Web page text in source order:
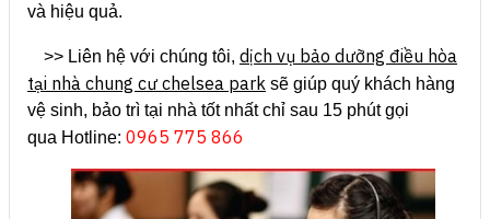
và hiệu quả.
>> Liên hệ với chúng tôi, dịch vụ bảo dưỡng điều hòa
tại nhà chung cư chelsea park sẽ giúp quý khách hàng
vệ sinh, bảo trì tại nhà tốt nhất chỉ sau 15 phút gọi
qua Hotline: 0965 775 866